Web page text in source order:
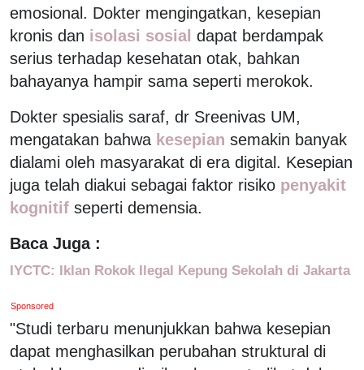
emosional. Dokter mengingatkan, kesepian
kronis dan isolasi sosial dapat berdampak
serius terhadap kesehatan otak, bahkan
bahayanya hampir sama seperti merokok.
Dokter spesialis saraf, dr Sreenivas UM,
mengatakan bahwa kesepian semakin banyak
dialami oleh masyarakat di era digital. Kesepian
juga telah diakui sebagai faktor risiko penyakit
kognitif seperti demensia.
Baca Juga :
IYCTC: Iklan Rokok Ilegal Kepung Sekolah di Jakarta
Sponsored
"Studi terbaru menunjukkan bahwa kesepian
dapat menghasilkan perubahan struktural di